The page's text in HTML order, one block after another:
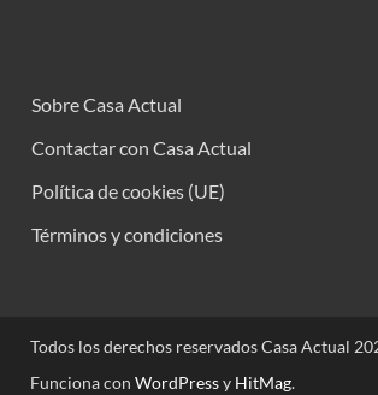
Sobre Casa Actual
Contactar con Casa Actual
Política de cookies (UE)
Términos y condiciones
Todos los derechos reservados Casa Actual
Funciona con WordPressy HitMag.